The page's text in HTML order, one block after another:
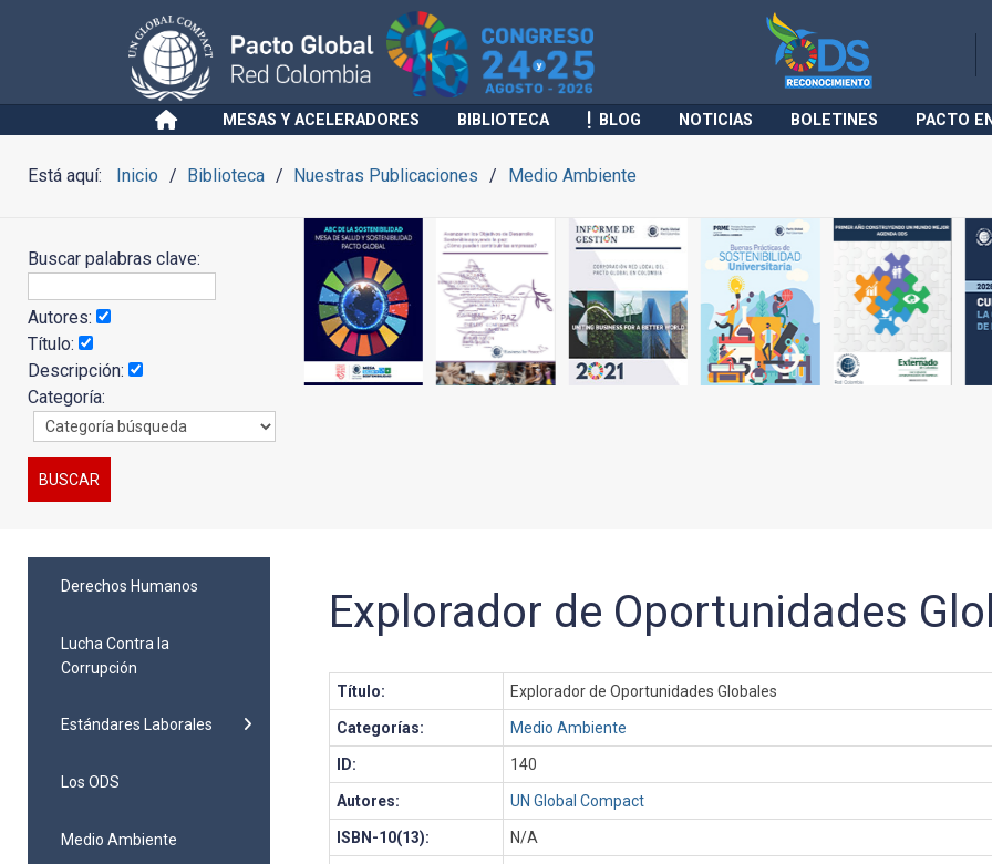
MESAS Y ACELERADORES BIBLIOTECA BLOG NOTICIAS BOLETINES PACTO
Está aquí: Inicio Biblioteca Nuestras Publicaciones Medio Ambiente
Buscar palabras clave:
Autores:
Título:
Descripción:
Categoría:
Derechos Humanos
Lucha Contra la
Corrupción
Estándares Laborales
Los ODS
Medio Ambiente
Explorador de Oportunidades
Título: Explorador de Oportunidades Globales
Categorías: Medio Ambiente
ID: 140
Autores: UN Global Compact
ISBN-10(13): N/A